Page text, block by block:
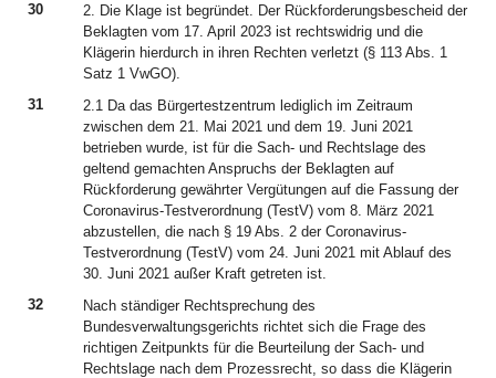
30
2. Die Klage ist begründet. Der Rückforderungsbescheid der
Beklagten vom 17. April 2023 ist rechtswidrig und die
Klägerin hierdurch in ihren Rechten verletzt (§ 113 Abs. 1
Satz 1 VwGO).
31
2.1 Da das Bürgertestzentrum lediglich im Zeitraum
zwischen dem 21. Mai 2021 und dem 19. Juni 2021
betrieben wurde, ist für die Sach- und Rechtslage des
geltend gemachten Anspruchs der Beklagten auf
Rückforderung gewährter Vergütungen auf die Fassung der
Coronavirus-Testverordnung (TestV) vom 8. März 2021
abzustellen, die nach § 19 Abs. 2 der Coronavirus-
Testverordnung (TestV) vom 24. Juni 2021 mit Ablauf des
30. Juni 2021 außer Kraft getreten ist.
32
Nach ständiger Rechtsprechung des
Bundesverwaltungsgerichts richtet sich die Frage des
richtigen Zeitpunkts für die Beurteilung der Sach- und
Rechtslage nach dem Prozessrecht, so dass die Klägerin